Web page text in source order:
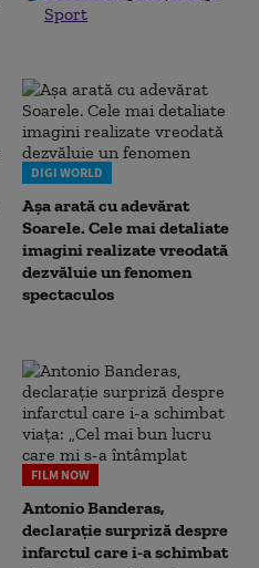
Sport
DIGI WORLD
Așa arată cu adevărat
Soarele. Cele mai detaliate
imagini realizate vreodată
dezvăluie un fenomen
spectaculos
FILM NOW
Antonio Banderas,
declarație surpriză despre
infarctul care i-a schimbat